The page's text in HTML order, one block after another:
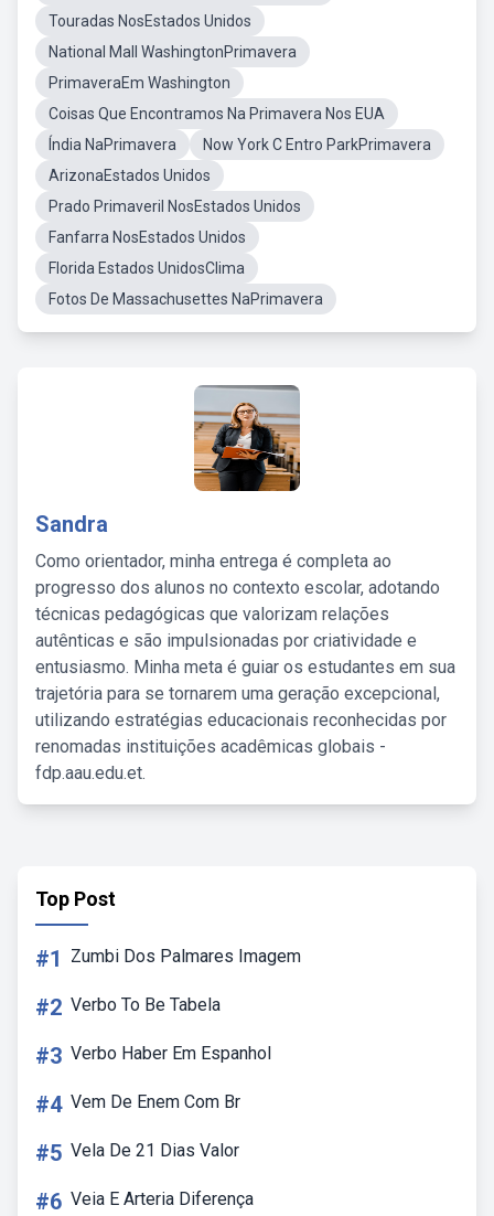
Touradas NosEstados Unidos
National Mall WashingtonPrimavera
PrimaveraEm Washington
Coisas Que Encontramos Na Primavera Nos EUA
Índia NaPrimavera
Now York C Entro ParkPrimavera
ArizonaEstados Unidos
Prado Primaveril NosEstados Unidos
Fanfarra NosEstados Unidos
Florida Estados UnidosClima
Fotos De Massachusettes NaPrimavera
Sandra
Como orientador, minha entrega é completa ao
progresso dos alunos no contexto escolar, adotando
técnicas pedagógicas que valorizam relações
autênticas e são impulsionadas por criatividade e
entusiasmo. Minha meta é guiar os estudantes em sua
trajetória para se tornarem uma geração excepcional,
utilizando estratégias educacionais reconhecidas por
renomadas instituições acadêmicas globais -
fdp.aau.edu.et.
Top Post
#1 Zumbi Dos Palmares Imagem
#2 Verbo To Be Tabela
#3 Verbo Haber Em Espanhol
#4 Vem De Enem Com Br
#5 Vela De 21 Dias Valor
#6 Veia E Arteria Diferença